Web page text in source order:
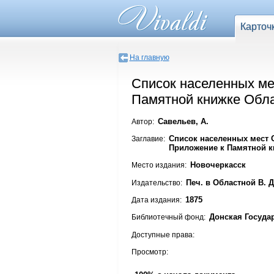
На главную
Список населенных
Памятной книжке
Автор: Савельев, А.
Заглавие: Список населенных мест
Приложение к Памятной
Место издания: Новочеркасск
Издательство: Печ. в Областной В.
Дата издания: 1875
Библиотечный фонд: Донская
Доступные права:
Просмотр: